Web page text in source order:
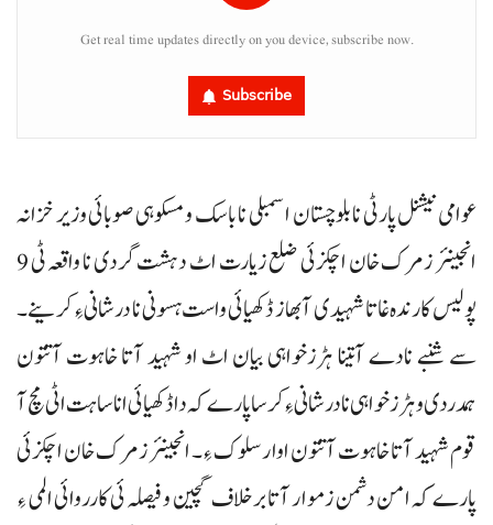
Get real time updates directly on you device, subscribe now.
Subscribe
عوامی نیشنل پارٹی نا بلوچستان اسمبلی نا باسک و مسکوہی صوبائی وزیر خزانہ
انجینئر زمرک خان اچکزئی ضلع زیارت اٹ دہشت گردی نا واقعہ ٹی 9
پولیس کارندہ غاتا شہیدی آ بھاز ڈکھیائی واست ہسونی نا درشانی ءِ کرینے۔
سے شنبے نادے آتینا ہڑزخواہی بیان اٹ او شہید آتا خاہوت آتتون
ہمدردی و ہڑزخواہی نا درشانی ءِ کرسا پارے کہ دا ڈکھیائی انا ساہت اٹی مچ آ
قوم شہید آتا خاہوت آتتون اوار سلوک ءِ۔ انجینئر زمرک خان اچکزئی
پارے کہ امن دشمن زموار آتا برخلاف گچین و فیصلہ ئی کارروائی المی ءِ